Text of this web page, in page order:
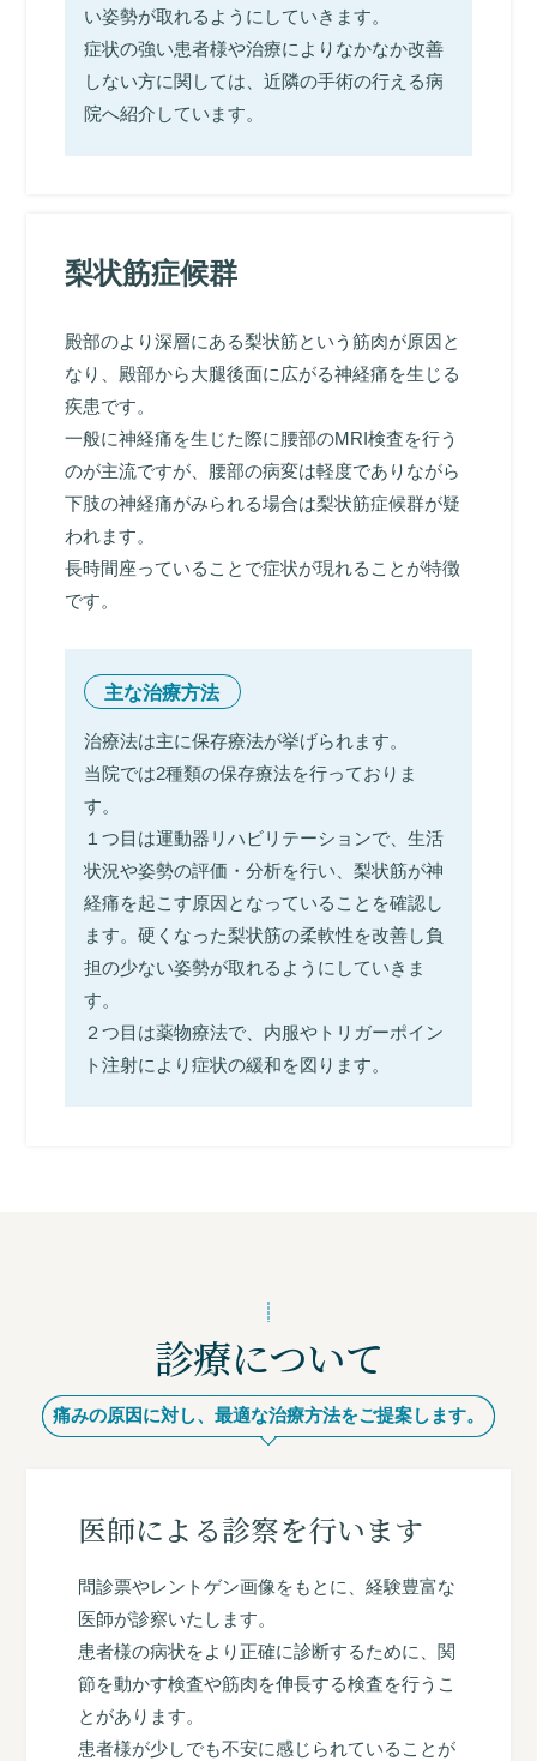
い姿勢が取れるようにしていきます。
症状の強い患者様や治療によりなかなか改善
しない方に関しては、近隣の手術の行える病
院へ紹介しています。
梨状筋症候群
殿部のより深層にある梨状筋という筋肉が原因と
なり、殿部から大腿後面に広がる神経痛を生じる
疾患です。
一般に神経痛を生じた際に腰部のMRI検査を行う
のが主流ですが、腰部の病変は軽度でありながら
下肢の神経痛がみられる場合は梨状筋症候群が疑
われます。
長時間座っていることで症状が現れることが特徴
です。
主な治療方法
治療法は主に保存療法が挙げられます。
当院では2種類の保存療法を行っておりま
す。
１つ目は運動器リハビリテーションで、生活
状況や姿勢の評価・分析を行い、梨状筋が神
経痛を起こす原因となっていることを確認し
ます。硬くなった梨状筋の柔軟性を改善し負
担の少ない姿勢が取れるようにしていきま
す。
２つ目は薬物療法で、内服やトリガーポイン
ト注射により症状の緩和を図ります。
診療について
痛みの原因に対し、最適な治療方法をご提案します。
医師による診察を行います
問診票やレントゲン画像をもとに、経験豊富な
医師が診察いたします。
患者様の病状をより正確に診断するために、関
節を動かす検査や筋肉を伸長する検査を行うこ
とがあります。
患者様が少しでも不安に感じられていることが